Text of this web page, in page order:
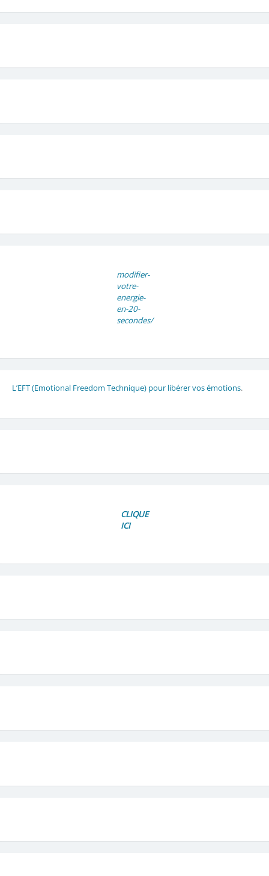
modifier-
votre-
energie-
en-20-
secondes/
L’EFT (Emotional Freedom Technique) pour libérer vos émotions.
CLIQUE
ICI